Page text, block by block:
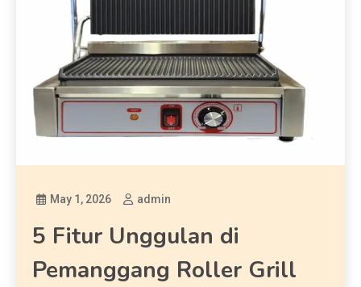
May 1, 2026 admin
5 Fitur Unggulan di
Pemanggang Roller Grill